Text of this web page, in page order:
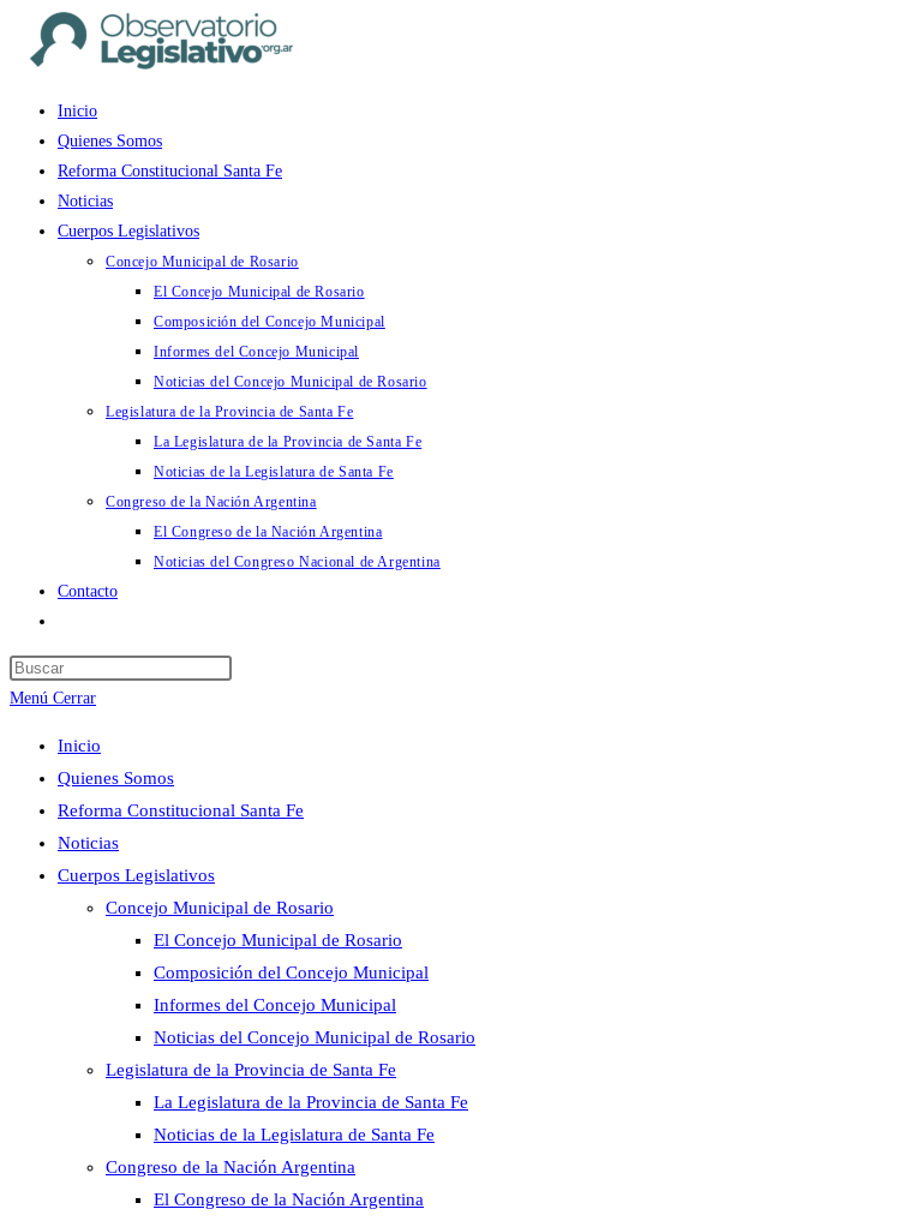
Inicio
Quienes Somos
Reforma Constitucional Santa Fe
Noticias
Cuerpos Legislativos
Concejo Municipal de Rosario
El Concejo Municipal de Rosario
Composición del Concejo Municipal
Informes del Concejo Municipal
Noticias del Concejo Municipal de Rosario
Legislatura de la Provincia de Santa Fe
La Legislatura de la Provincia de Santa Fe
Noticias de la Legislatura de Santa Fe
Congreso de la Nación Argentina
El Congreso de la Nación Argentina
Noticias del Congreso Nacional de Argentina
Contacto
de
la
web
panel
Menú Cerrar
Inicio
Quienes Somos
Reforma Constitucional Santa Fe
Noticias
Cuerpos Legislativos
Concejo Municipal de Rosario
El Concejo Municipal de Rosario
Composición del Concejo Municipal
Informes del Concejo Municipal
Noticias del Concejo Municipal de Rosario
Legislatura de la Provincia de Santa Fe
La Legislatura de la Provincia de Santa Fe
Noticias de la Legislatura de Santa Fe
Congreso de la Nación Argentina
El Congreso de la Nación Argentina